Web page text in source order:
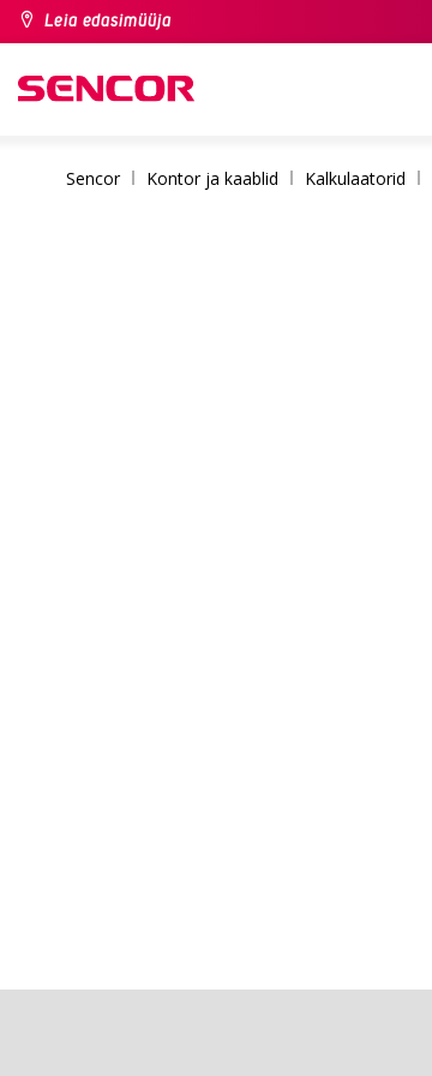
Leia edasimüüja
Sencor Kontor ja kaablid Kalkulaatorid